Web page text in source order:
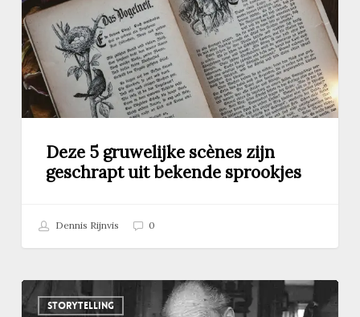
geschrapt
uit
bekende
sprookjes
Deze 5 gruwelijke scènes zijn
geschrapt uit bekende sprookjes
Dennis Rijnvis 0
STORYTELLING
Hoe
Anton